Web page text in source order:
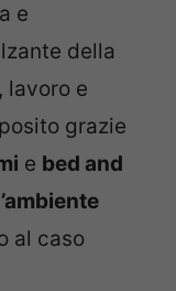
e
della
lavoro e
grazie
e bed and
al caso